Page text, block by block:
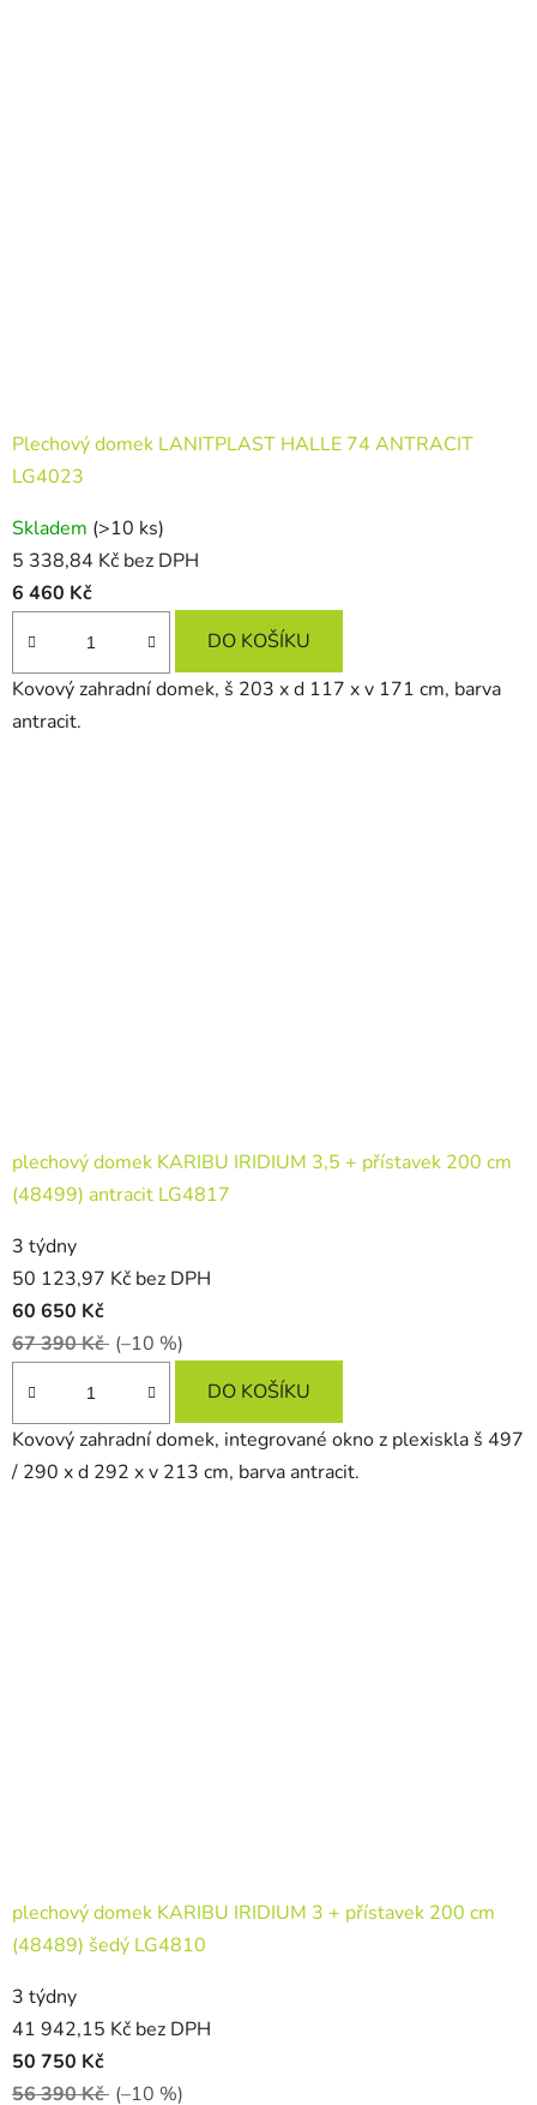
Plechový domek LANITPLAST HALLE 74 ANTRACIT
LG4023
Skladem (>10 ks)
5 338,84 Kč bez DPH
6 460 Kč
DO KOŠÍKU
Kovový zahradní domek, š 203 x d 117 x v 171 cm, barva
antracit.
plechový domek KARIBU IRIDIUM 3,5 + přístavek 200 cm
(48499) antracit LG4817
3 týdny
50 123,97 Kč bez DPH
60 650 Kč
67 390 Kč (–10 %)
DO KOŠÍKU
Kovový zahradní domek, integrované okno z plexiskla š 497
/ 290 x d 292 x v 213 cm, barva antracit.
plechový domek KARIBU IRIDIUM 3 + přístavek 200 cm
(48489) šedý LG4810
3 týdny
41 942,15 Kč bez DPH
50 750 Kč
56 390 Kč (–10 %)